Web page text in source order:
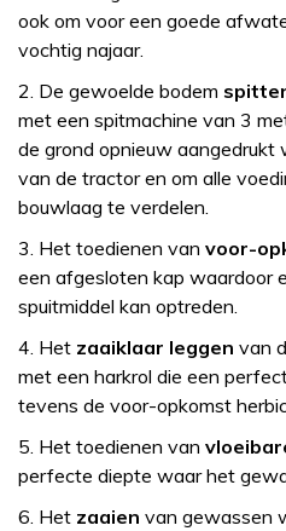
ook om voor een goede
vochtig najaar.
2. De gewoelde bodem
met een spitmachine van 3
de grond opnieuw aangedrukt
van de tractor en om alle
bouwlaag te verdelen.
3. Het toedienen van voor-
een afgesloten kap waardoor
spuitmiddel kan optreden.
4. Het zaaiklaar leggen van
met een harkrol die een
tevens de voor-opkomst
5. Het toedienen van
perfecte diepte waar het
6. Het zaaien van gewassen